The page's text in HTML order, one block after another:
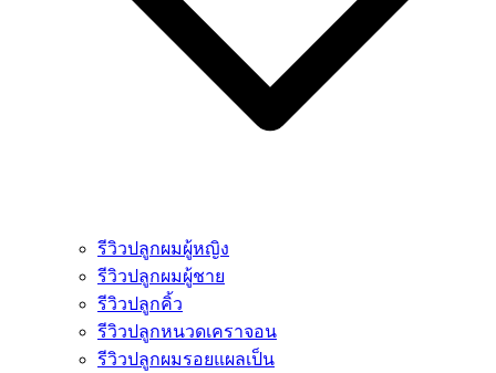
รีวิวปลูกผมผู้หญิง
รีวิวปลูกผมผู้ชาย
รีวิวปลูกคิ้ว
รีวิวปลูกหนวดเคราจอน
รีวิวปลูกผมรอยแผลเป็น